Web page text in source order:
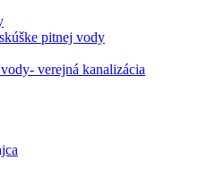
pitnej vody
verejná kanalizácia